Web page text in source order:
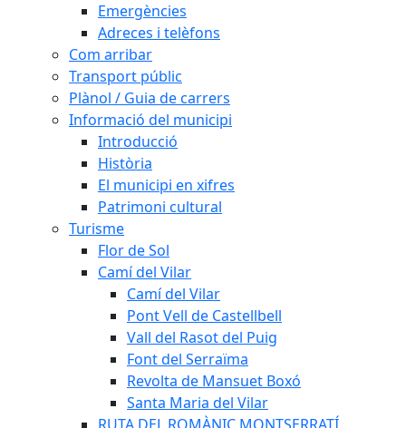
Emergències
Adreces i telèfons
Com arribar
Transport públic
Plànol / Guia de carrers
Informació del municipi
Introducció
Història
El municipi en xifres
Patrimoni cultural
Turisme
Flor de Sol
Camí del Vilar
Camí del Vilar
Pont Vell de Castellbell
Vall del Rasot del Puig
Font del Serraïma
Revolta de Mansuet Boxó
Santa Maria del Vilar